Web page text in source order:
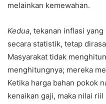
melainkan kemewahan.
Kedua, tekanan inflasi
secara statistik, tetap
Masyarakat tidak
menghitungnya; mereka
Ketika harga bahan pokok
kenaikan gaji, maka nilai